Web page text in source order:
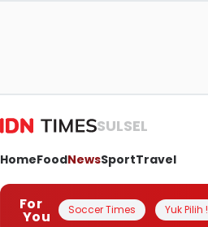
SULSEL
HomeFoodNewsSportTravel
For
You Soccer Times Yuk Pilih !